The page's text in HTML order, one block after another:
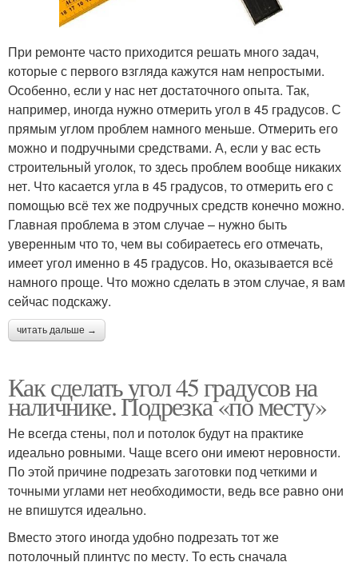
При ремонте часто приходится решать много задач,
которые с первого взгляда кажутся нам непростыми.
Особенно, если у нас нет достаточного опыта. Так,
например, иногда нужно отмерить угол в 45 градусов. С
прямым углом проблем намного меньше. Отмерить его
можно и подручными средствами. А, если у вас есть
строительный уголок, то здесь проблем вообще никаких
нет. Что касается угла в 45 градусов, то отмерить его с
помощью всё тех же подручных средств конечно можно.
Главная проблема в этом случае – нужно быть
уверенным что то, чем вы собираетесь его отмечать,
имеет угол именно в 45 градусов. Но, оказывается всё
намного проще. Что можно сделать в этом случае, я вам
сейчас подскажу.
читать дальше →
Как сделать угол 45 градусов на
наличнике. Подрезка «по месту»
Не всегда стены, пол и потолок будут на практике
идеально ровными. Чаще всего они имеют неровности.
По этой причине подрезать заготовки под четкими и
точными углами нет необходимости, ведь все равно они
не впишутся идеально.
Вместо этого иногда удобно подрезать тот же
потолочный плинтус по месту. То есть сначала